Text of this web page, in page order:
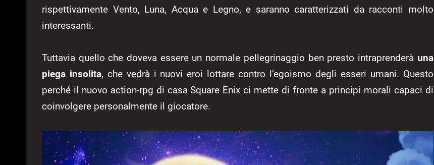
rispettivamente Vento, Luna, Acqua e Legno, e saranno caratterizzati da racconti molto
interessanti.
Tuttavia quello che doveva essere un normale pellegrinaggio ben presto intraprenderà una
piega insolita, che vedrà i nuovi eroi lottare contro l’egoismo degli esseri umani. Questo
perché il nuovo action-rpg di casa Square Enix ci mette di fronte a principi morali capaci di
coinvolgere personalmente il giocatore.